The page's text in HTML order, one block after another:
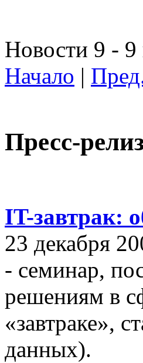
Новости 9 - 9
Начало |
Пресс-
IT-завтрак:
23 декабря
- семинар,
решениям в
«завтраке»,
данных).